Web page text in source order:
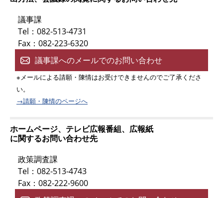
議事課
Tel：082-513-4731
Fax：082-223-6320
議事課へのメールでのお問い合わせ
※メールによる請願・陳情はお受けできませんのでご了承くださ
い。
→請願・陳情のページへ
ホームページ、テレビ広報番組、広報紙
に関するお問い合わせ先
政策調査課
Tel：082-513-4743
Fax：082-222-9600